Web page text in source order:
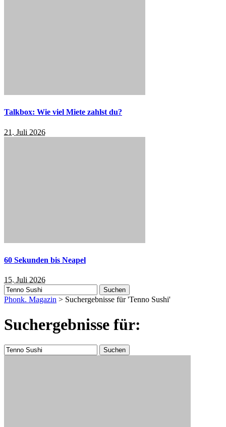
Talkbox: Wie viel Miete zahlst du?
21. Juli 2026
60 Sekunden bis Neapel
15. Juli 2026
Suchen
nach:
Phonk. Magazin > Suchergebnisse für 'Tenno Sushi'
Suchergebnisse für:
Suchen
nach: